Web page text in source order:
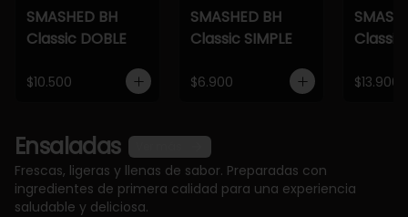
SMASHED BH
Classic DOBLE
$10.500
SMASHED BH
Classic SIMPLE
$6.900
Classic
$13.900
Ensaladas
Frescas, ligeras y llenas de sabor. Preparadas con
ingredientes de primera calidad para una experiencia
saludable y deliciosa.